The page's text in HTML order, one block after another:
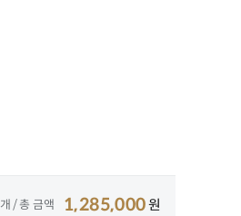
개 / 총 금액 1,285,000원